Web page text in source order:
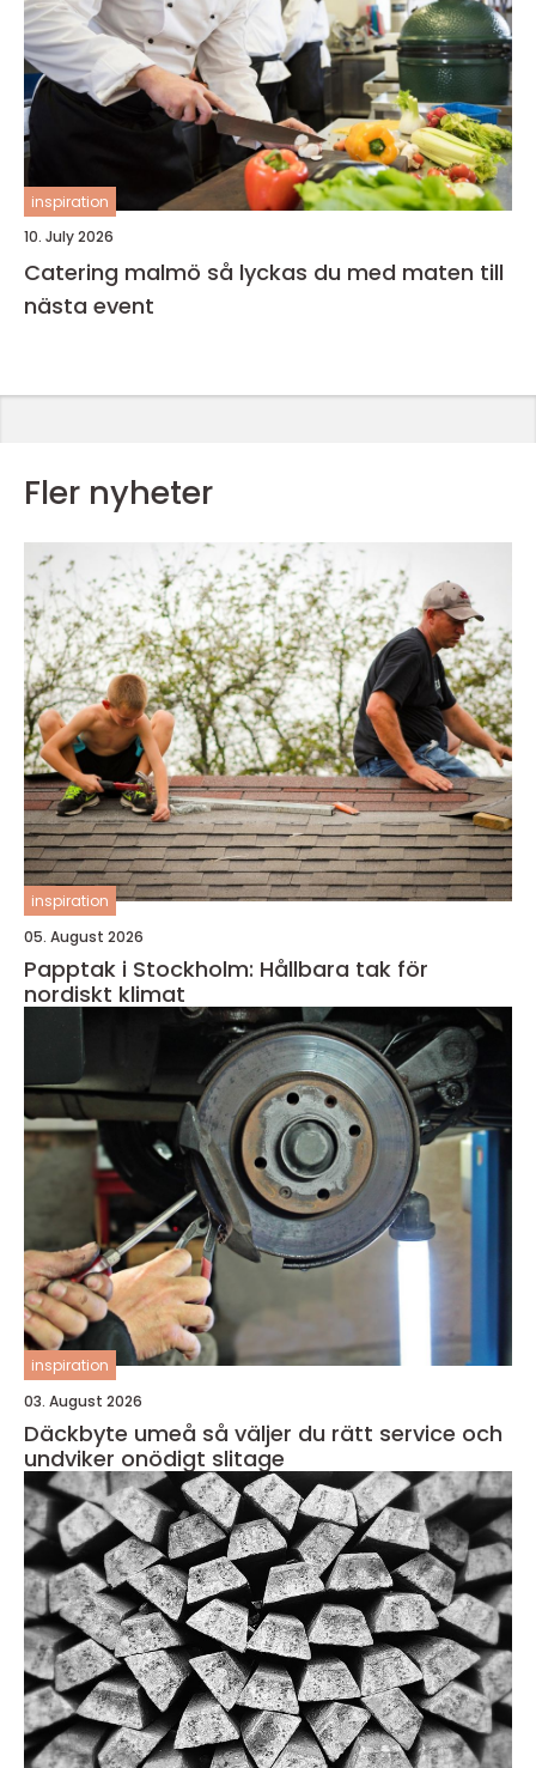
inspiration
10. July 2026
Catering malmö så lyckas du med maten till
nästa event
Fler nyheter
inspiration
05. August 2026
Papptak i Stockholm: Hållbara tak för
nordiskt klimat
inspiration
03. August 2026
Däckbyte umeå så väljer du rätt service och
undviker onödigt slitage